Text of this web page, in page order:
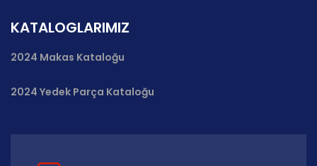
KATALOGLARIMIZ
2024 Makas Kataloğu
2024 Yedek Parça Kataloğu